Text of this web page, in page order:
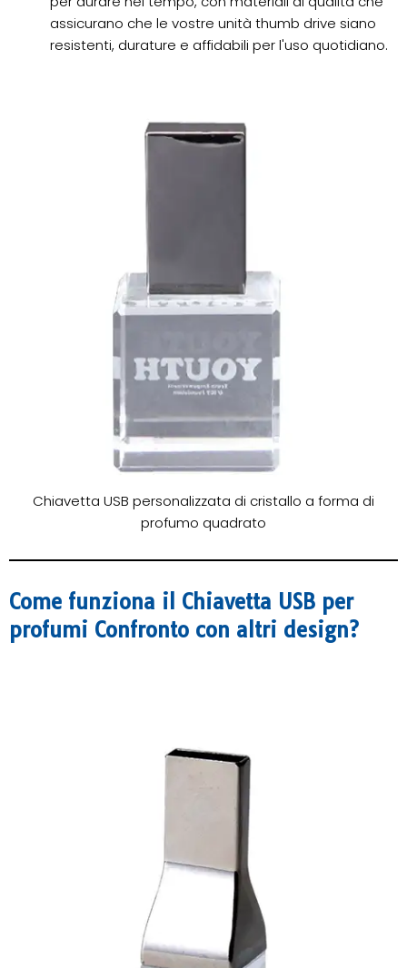
assicurano che le vostre unità thumb drive siano
resistenti, durature e affidabili per l'uso quotidiano.
Chiavetta USB personalizzata di cristallo a forma di
profumo quadrato
Come funziona il Chiavetta USB per
profumi Confronto con altri design?